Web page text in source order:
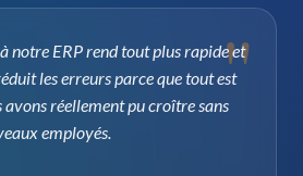
notre ERP rend tout plus rapide et
les erreurs parce que tout est
avons réellement pu croître sans
employés.